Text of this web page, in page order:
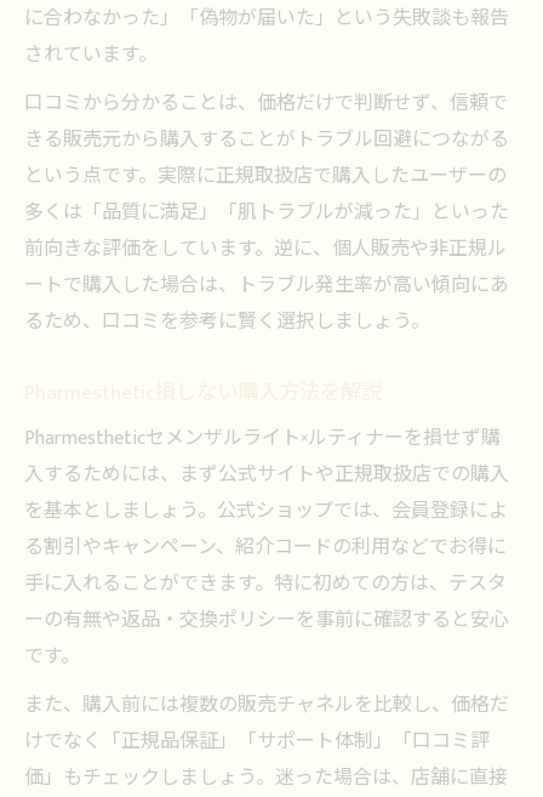
に合わなかった」「偽物が届いた」という失敗談も報告
されています。
口コミから分かることは、価格だけで判断せず、信頼で
きる販売元から購入することがトラブル回避につながる
という点です。実際に正規取扱店で購入したユーザーの
多くは「品質に満足」「肌トラブルが減った」といった
前向きな評価をしています。逆に、個人販売や非正規ル
ートで購入した場合は、トラブル発生率が高い傾向にあ
るため、口コミを参考に賢く選択しましょう。
Pharmesthetic損しない購入方法を解説
Pharmestheticセメンザルライト×ルティナーを損せず購
入するためには、まず公式サイトや正規取扱店での購入
を基本としましょう。公式ショップでは、会員登録によ
る割引やキャンペーン、紹介コードの利用などでお得に
手に入れることができます。特に初めての方は、テスタ
ーの有無や返品・交換ポリシーを事前に確認すると安心
です。
また、購入前には複数の販売チャネルを比較し、価格だ
けでなく「正規品保証」「サポート体制」「口コミ評
価」もチェックしましょう。迷った場合は、店舗に直接